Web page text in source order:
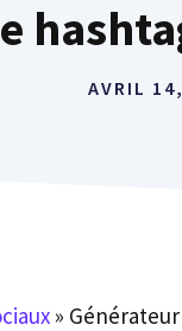
AVRIL
»